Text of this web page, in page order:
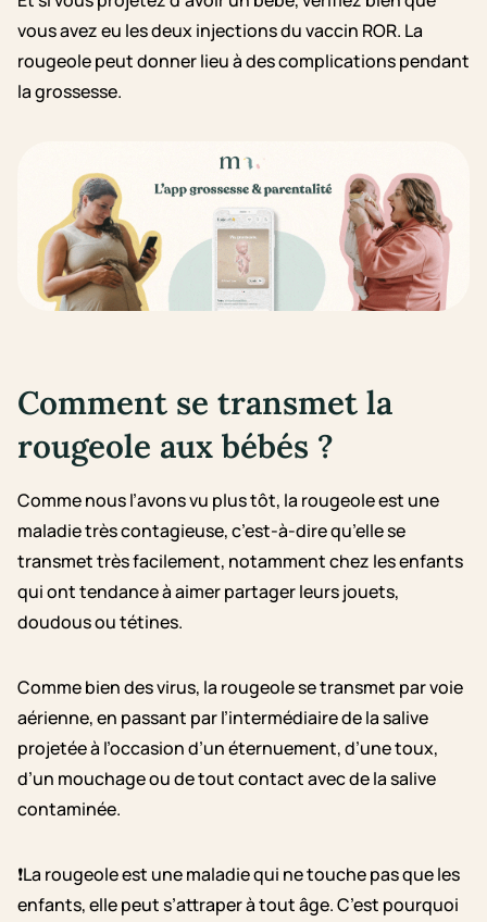
vous avez eu les deux injections du vaccin ROR. La
rougeole peut donner lieu à des complications pendant
la grossesse.
Comment se transmet la
rougeole aux bébés ?
Comme nous l’avons vu plus tôt, la rougeole est une
maladie très contagieuse, c’est-à-dire qu’elle se
transmet très facilement, notamment chez les enfants
qui ont tendance à aimer partager leurs jouets,
doudous ou tétines.
Comme bien des virus, la rougeole se transmet par voie
aérienne, en passant par l’intermédiaire de la salive
projetée à l’occasion d’un éternuement, d’une toux,
d’un mouchage ou de tout contact avec de la salive
contaminée.
❗La rougeole est une maladie qui ne touche pas que les
enfants, elle peut s’attraper à tout âge. C’est pourquoi